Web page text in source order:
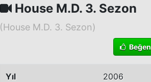
House M.D. 3. Sezon
(House M.D. 3. Sezon)
Beğen
Yıl 2006